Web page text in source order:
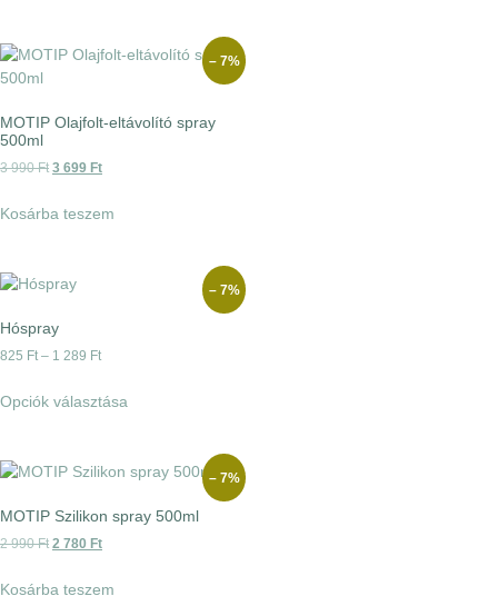
– 7%
MOTIP Olajfolt-eltávolító spray
500ml
3 990Ft 3 699 Ft
Kosárba teszem
– 7%
Hóspray
825 Ft – 1 289 Ft
Opciók választása
– 7%
MOTIP Szilikon spray 500ml
2 990Ft 2 780 Ft
Kosárba teszem